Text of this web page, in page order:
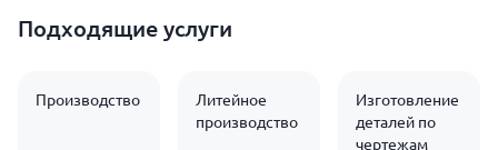
Подходящие услуги
Производство
Литейное
производство
Изготовление
деталей по
чертежам